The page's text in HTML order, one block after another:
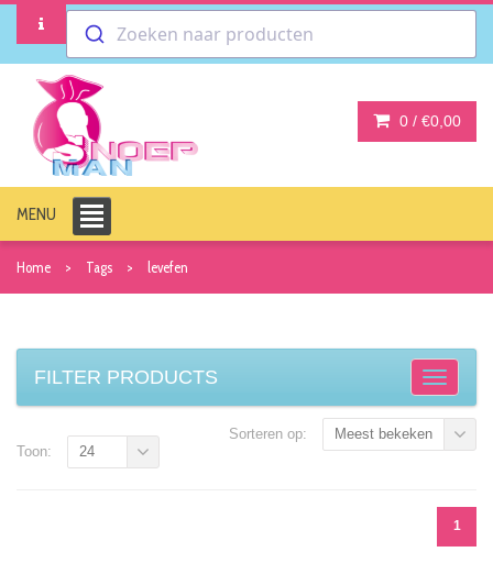
Zoeken naar producten
0 / €0,00
MENU
Home Tags levefen
FILTER PRODUCTS
Sorteren op: Meest bekeken
1
Toon: 24